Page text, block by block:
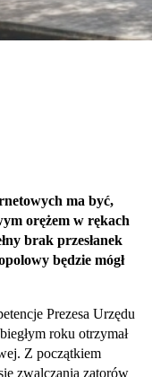
ma być,
orężem w rękach
brak przesłanek
będzie mógł
Prezesa Urzędu
roku otrzymał
Z początkiem
zwalczania zatorów